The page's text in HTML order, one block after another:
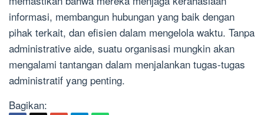
informasi, membangun hubungan yang baik dengan
pihak terkait, dan efisien dalam mengelola waktu. Tanpa
administrative aide, suatu organisasi mungkin akan
mengalami tantangan dalam menjalankan tugas-tugas
administratif yang penting.
Bagikan: